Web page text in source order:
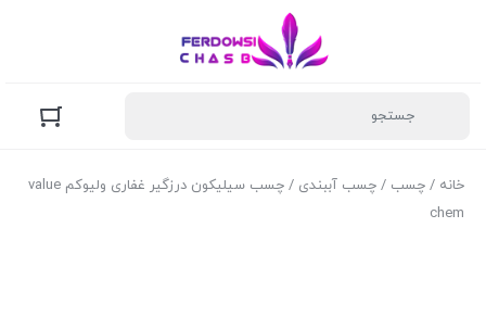
خانه / چسب / چسب آببندی
/ چسب سیلیکون درزگیر غفاری ولیوکم value
chem